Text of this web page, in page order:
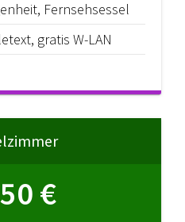
Fernsehsessel
gratis W-LAN
€